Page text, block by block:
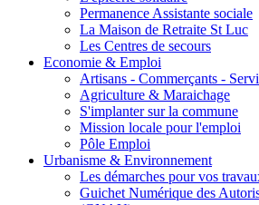
Permanence Assistante sociale
La Maison de Retraite St Luc
Les Centres de secours
Economie & Emploi
Artisans - Commerçants -
Agriculture & Maraichage
S'implanter sur la commune
Mission locale pour l'emploi
Pôle Emploi
Urbanisme & Environnement
Les démarches pour vos
Guichet Numérique des